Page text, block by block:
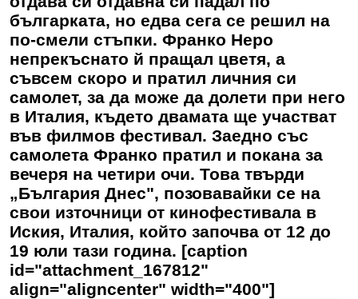
българката, но едва сега се решил на
по-смели стъпки. Франко Неро
непрекъснато й пращал цветя, а
съвсем скоро и пратил личния си
самолет, за да може да долети при него
в Италия, където двамата ще участват
във филмов фестивал. Заедно със
самолета Франко пратил и покана за
вечеря на четири очи. Това твърди
„България Днес", позовавайки се на
свои източници от кинофестивала в
Иския, Италия, който започва от 12 до
19 юли тази година. [caption
id="attachment_167812"
align="aligncenter" width="400"]